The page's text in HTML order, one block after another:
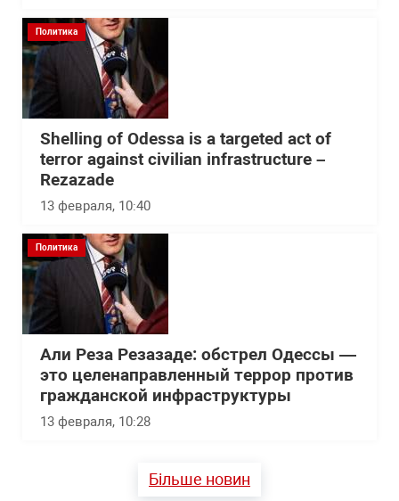
Политика
Shelling of Odessa is a targeted act of
terror against civilian infrastructure –
Rezazade
13 февраля, 10:40
Политика
Али Реза Резазаде: обстрел Одессы —
это целенаправленный террор против
гражданской инфраструктуры
13 февраля, 10:28
Більше новин